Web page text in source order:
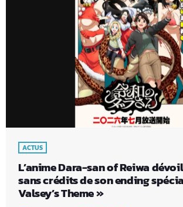
ACTUS
L’anime Dara-san of Reiwa
sans crédits de son ending
Valsey’s Theme »